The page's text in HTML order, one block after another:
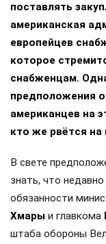
поставлять
американская
европейцев
которое
снабженцам.
предположения
американцев на
кто же рвётся на
В свете
знать, что
обязанности
Хмары и главкома
штаба обороны